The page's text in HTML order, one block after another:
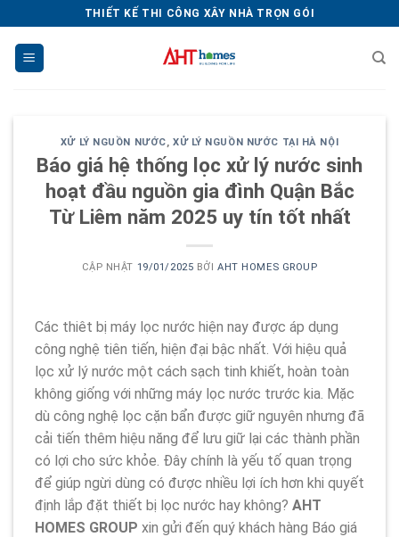
dung
THIẾT KẾ THI CÔNG XÂY NHÀ TRỌN GÓI
XỬ LÝ NGUỒN NƯỚC, XỬ LÝ NGUỒN NƯỚC TẠI HÀ NỘI
Báo giá hệ thống lọc xử lý nước sinh
hoạt đầu nguồn gia đình Quận Bắc
Từ Liêm năm 2025 uy tín tốt nhất
CẬP NHẬT 19/01/2025 BỞIAHT HOMES GROUP
Các thiêt bị máy lọc nước hiện nay được áp dụng
công nghệ tiên tiến, hiện đại bậc nhất. Với hiệu quả
lọc xử lý nước một cách sạch tinh khiết, hoàn toàn
không giống với những máy lọc nước trước kia. Mặc
dù công nghệ lọc cặn bẩn được giữ nguyên nhưng đã
cải tiến thêm hiệu năng để lưu giữ lại các thành phần
có lợi cho sức khỏe. Đây chính là yếu tố quan trọng
để giúp ngừi dùng có được nhiều lợi ích hơn khi quyết
định lắp đặt thiết bị lọc nước hay không? AHT
HOMES GROUP xin gửi đến quý khách hàng Báo giá